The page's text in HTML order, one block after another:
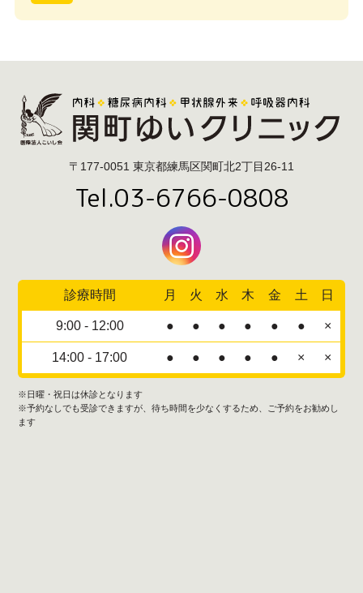
〒177-0051 東京都練馬区関町北2丁目26-11
Tel.03-6766-0808
診療時間 月 火 水 木 金 土 日
9:00 - 12:00 ● ● ● ● ● ● ×
14:00 - 17:00 ● ● ● ● ● × ×
※日曜・祝日は休診となります
※予約なしでも受診できますが、待ち時間を少なくするため、ご予約をお勧めし
ます